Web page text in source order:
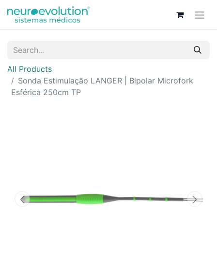
All Products
Sonda Estimulação LANGER | Bipolar Microfork
Esférica 250cm TP